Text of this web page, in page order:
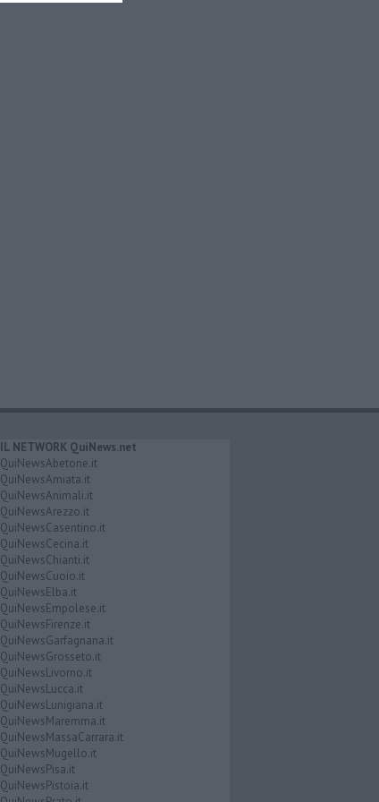
IL NETWORK QuiNews.net
QuiNewsAbetone.it
QuiNewsAmiata.it
QuiNewsAnimali.it
QuiNewsArezzo.it
QuiNewsCasentino.it
QuiNewsCecina.it
QuiNewsChianti.it
QuiNewsCuoio.it
QuiNewsElba.it
QuiNewsEmpolese.it
QuiNewsFirenze.it
QuiNewsGarfagnana.it
QuiNewsGrosseto.it
QuiNewsLivorno.it
QuiNewsLucca.it
QuiNewsLunigiana.it
QuiNewsMaremma.it
QuiNewsMassaCarrara.it
QuiNewsMugello.it
QuiNewsPisa.it
QuiNewsPistoia.it